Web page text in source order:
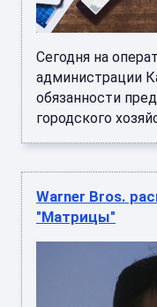
Сегодня на
администрации
обязанности
городского
Warner Bros.
"Матрицы"